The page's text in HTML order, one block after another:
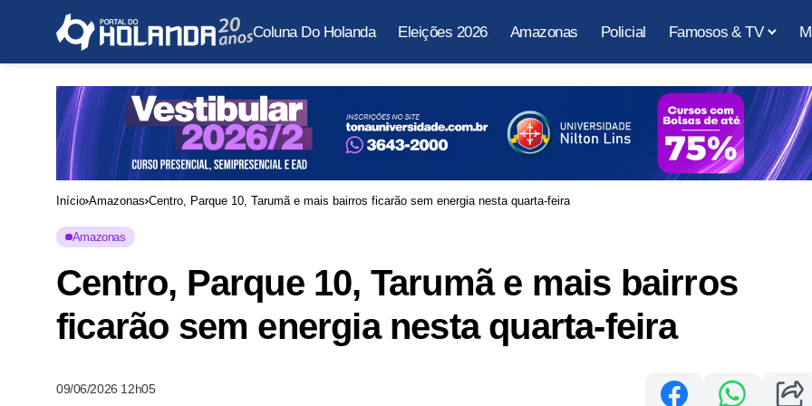
Coluna Do Holanda Eleições 2026 Amazonas Policial Famosos & TV
Início Amazonas Centro, Parque 10, Tarumã e mais bairros ficarão sem energia nesta quarta-feira
Amazonas
Centro, Parque 10, Tarumã e mais bairros
ficarão sem energia nesta quarta-feira
09/06/2026 12h05